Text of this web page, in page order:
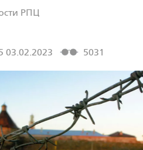
РПЦ
03.02.2023
5031